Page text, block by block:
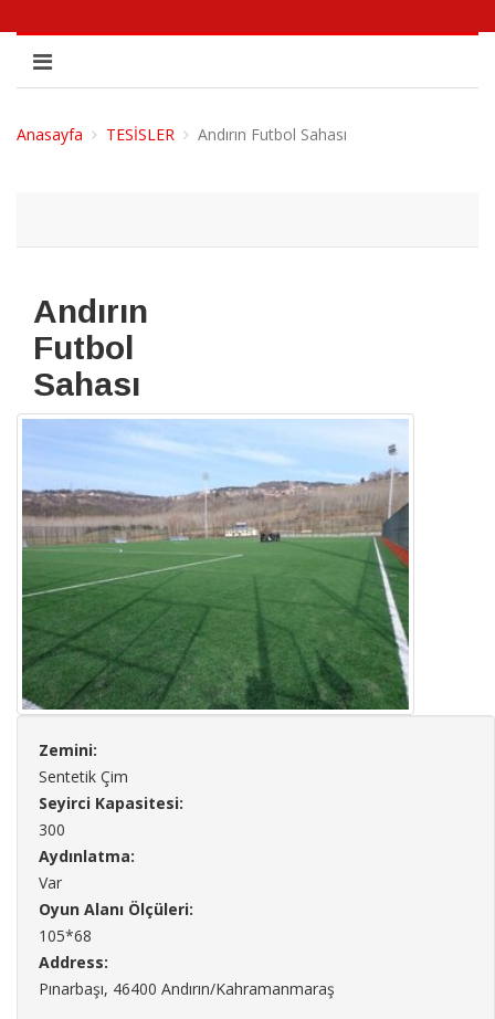
Anasayfa TESİSLER Andırın Futbol Sahası
Andırın
Futbol
Sahası
Zemini:
Sentetik Çim
Seyirci Kapasitesi:
300
Aydınlatma:
Var
Oyun Alanı Ölçüleri:
105*68
Address:
Pınarbaşı, 46400 Andırın/Kahramanmaraş